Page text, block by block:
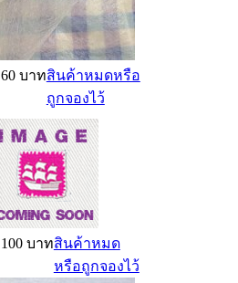
60 บาทสินค้าหมดหรือ
ถูกจองไว้
100 บาทสินค้าหมด
หรือถูกจองไว้